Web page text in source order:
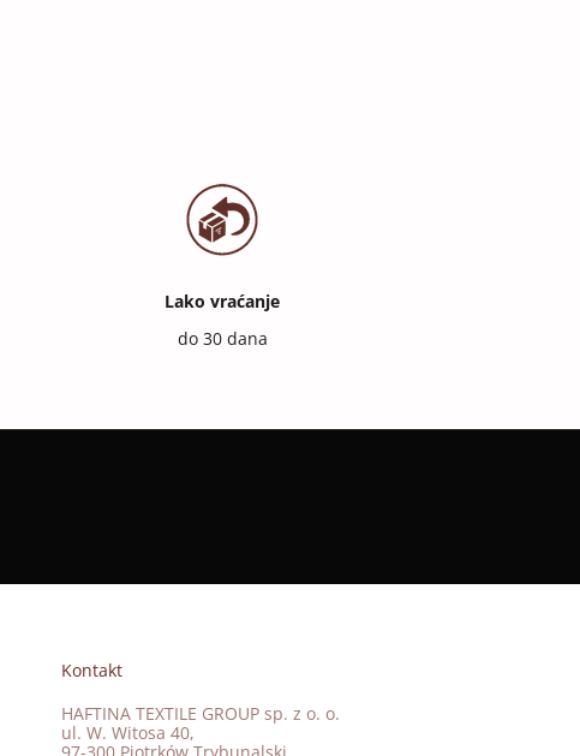
Lako vraćanje
do 30 dana
Kontakt
HAFTINA TEXTILE GROUP sp. z o. o.
ul. W. Witosa 40,
97-300 Piotrków Trybunalski